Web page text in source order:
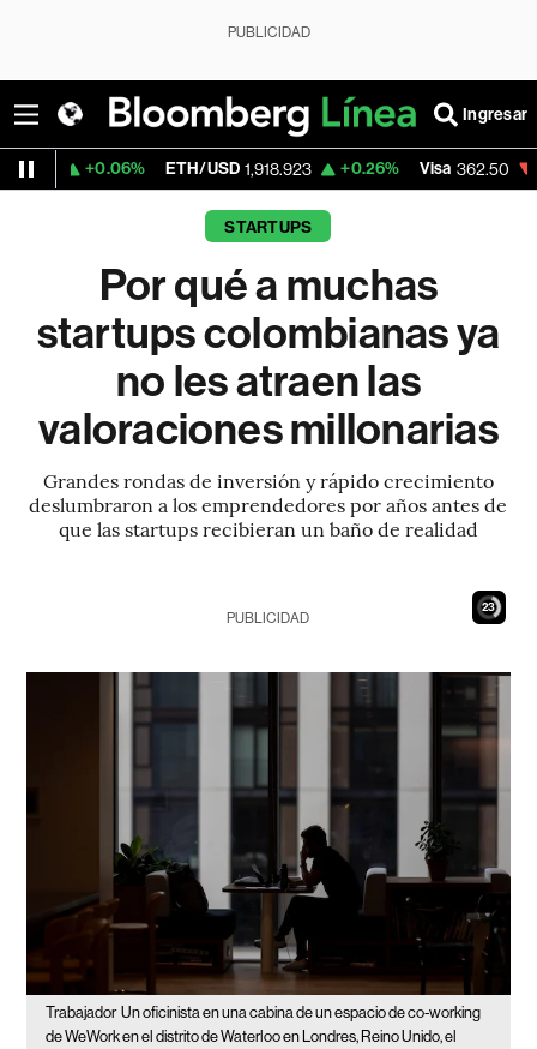
PUBLICIDAD
Ingresar
ETH/USD 1,918.923 +0.26% Visa 362.50 -2.15%
STARTUPS
Por qué a muchas
startups colombianas ya
no les atraen las
valoraciones millonarias
Grandes rondas de inversión y rápido crecimiento
deslumbraron a los emprendedores por años antes de
que las startups recibieran un baño de realidad
21
PUBLICIDAD
Trabajador Un oficinista en una cabina de un espacio de co-working
de WeWork en el distrito de Waterloo en Londres, Reino Unido, el